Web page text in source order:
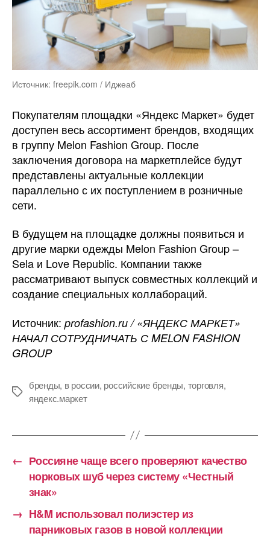
Источник: freepik.com / Иджеаб
Покупателям площадки «Яндекс Маркет» будет
доступен весь ассортимент брендов, входящих
в группу Melon Fashion Group. После
заключения договора на маркетплейсе будут
представлены актуальные коллекции
параллельно с их поступлением в розничные
сети.
В будущем на площадке должны появиться и
другие марки одежды Melon Fashion Group –
Sela и Love Republic. Компании также
рассматривают выпуск совместных коллекций и
создание специальных коллабораций.
Источник: profashion.ru / «ЯНДЕКС МАРКЕТ»
НАЧАЛ СОТРУДНИЧАТЬ С MELON FASHION
GROUP
Метки
бренды, в россии, российские бренды, торговля,
яндекс.маркет
← Россияне чаще всего проверяют качество
норковых шуб через систему «Честный
знак»
→ H&M использовал полиэстер из
парниковых газов в новой коллекции